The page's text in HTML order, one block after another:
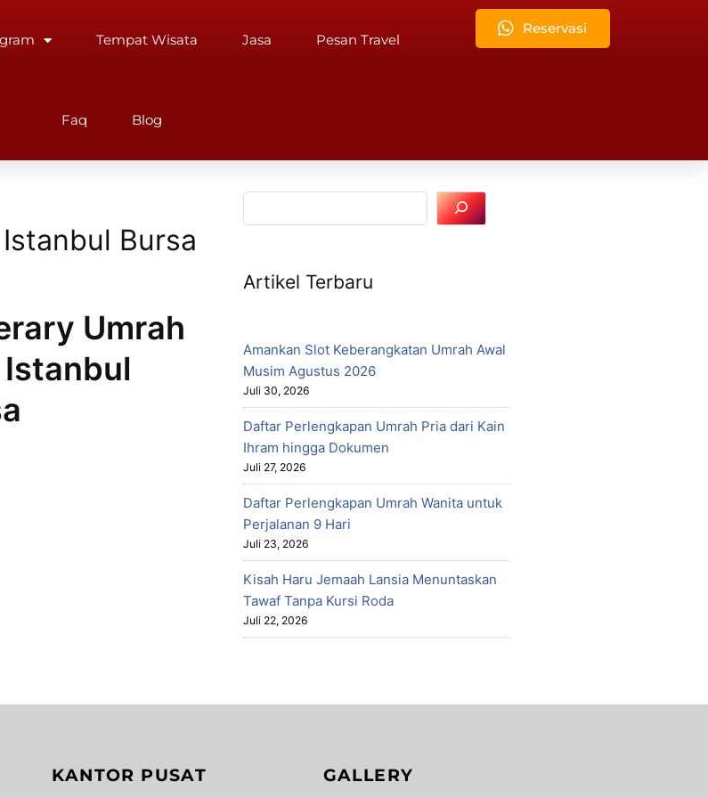
Tempat Wisata Jasa Pesan Travel
Faq Blog
Reservasi
Bursa
Umrah
Istanbul
Artikel Terbaru
Amankan Slot Keberangkatan Umrah Awal
Musim Agustus 2026
Juli 30, 2026
Daftar Perlengkapan Umrah Pria dari Kain
Ihram hingga Dokumen
Juli 27, 2026
Daftar Perlengkapan Umrah Wanita untuk
Perjalanan 9 Hari
Juli 23, 2026
Kisah Haru Jemaah Lansia Menuntaskan
Tawaf Tanpa Kursi Roda
Juli 22, 2026
KANTOR PUSAT
GALLERY